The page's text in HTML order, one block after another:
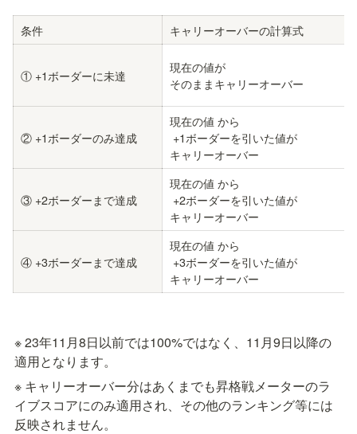
条件 キャリーオーバーの計算式
① +1ボーダーに未達
現在の値が
そのままキャリーオーバー
② +1ボーダーのみ達成
現在の値 から
キャリーオーバー
③ +2ボーダーまで達成
現在の値 から
キャリーオーバー
④ +3ボーダーまで達成
現在の値 から
キャリーオーバー
※ 23年11月8日以前では100%ではなく、11月9日以降の
適用となります。
※ キャリーオーバー分はあくまでも昇格戦メーターのラ
イブスコアにのみ適用され、その他のランキング等には
反映されません。